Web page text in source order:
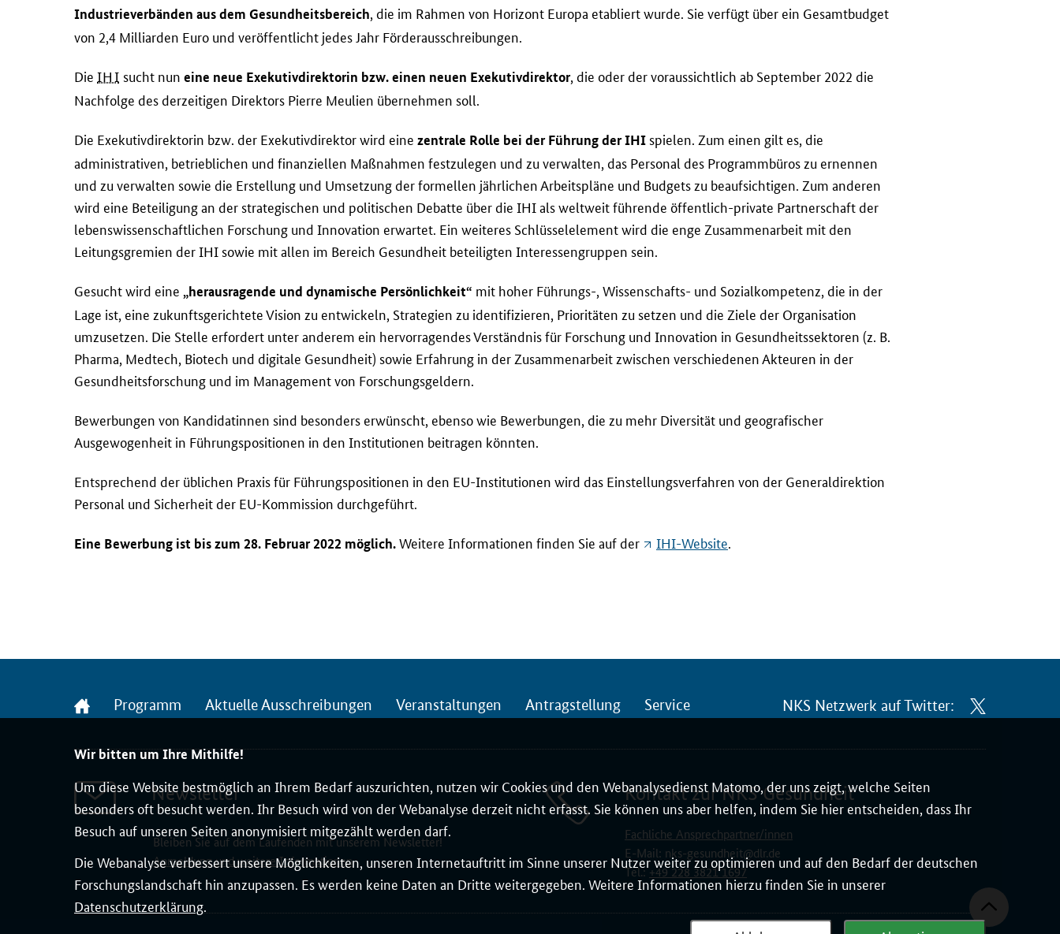
Wir bitten um Ihre Mithilfe!
Um diese Website bestmöglich an Ihrem Bedarf auszurichten, nutzen wir Cookies und den Webanalysedienst Matomo, der uns zeigt, welche Seiten
besonders oft besucht werden. Ihr Besuch wird von der Webanalyse derzeit nicht erfasst. Sie können uns aber helfen, indem Sie hier entscheiden, dass Ihr
Besuch auf unseren Seiten anonymisiert mitgezählt werden darf.
Die Webanalyse verbessert unsere Möglichkeiten, unseren Internetauftritt im Sinne unserer Nutzer weiter zu optimieren und auf den Bedarf der deutschen
Forschungslandschaft hin anzupassen. Es werden keine Daten an Dritte weitergegeben. Weitere Informationen hierzu finden Sie in unserer
Datenschutzerklärung.
Industrieverbänden aus dem Gesundheitsbereich, die im Rahmen von Horizont Europa etabliert wurde. Sie verfügt über ein Gesamtbudget
von 2,4 Milliarden Euro und veröffentlicht jedes Jahr Förderausschreibungen.
Die IHI sucht nun eine neue Exekutivdirektorin bzw. einen neuen Exekutivdirektor, die oder der voraussichtlich ab September 2022 die
Nachfolge des derzeitigen Direktors Pierre Meulien übernehmen soll.
Die Exekutivdirektorin bzw. der Exekutivdirektor wird eine zentrale Rolle bei der Führung der IHIspielen. Zum einen gilt es, die
administrativen, betrieblichen und finanziellen Maßnahmen festzulegen und zu verwalten, das Personal des Programmbüros zu ernennen
und zu verwalten sowie die Erstellung und Umsetzung der formellen jährlichen Arbeitspläne und Budgets zu beaufsichtigen. Zum anderen
wird eine Beteiligung an der strategischen und politischen Debatte über die IHI als weltweit führende öffentlich-private Partnerschaft der
lebenswissenschaftlichen Forschung und Innovation erwartet. Ein weiteres Schlüsselelement wird die enge Zusammenarbeit mit den
Leitungsgremien der IHI sowie mit allen im Bereich Gesundheit beteiligten Interessengruppen sein.
Gesucht wird eine „herausragende und dynamische Persönlichkeit“ mit hoher Führungs-, Wissenschafts- und Sozialkompetenz, die in der
Lage ist, eine zukunftsgerichtete Vision zu entwickeln, Strategien zu identifizieren, Prioritäten zu setzen und die Ziele der Organisation
umzusetzen. Die Stelle erfordert unter anderem ein hervorragendes Verständnis für Forschung und Innovation in Gesundheitssektoren (z. B.
Pharma, Medtech, Biotech und digitale Gesundheit) sowie Erfahrung in der Zusammenarbeit zwischen verschiedenen Akteuren in der
Gesundheitsforschung und im Management von Forschungsgeldern.
Bewerbungen von Kandidatinnen sind besonders erwünscht, ebenso wie Bewerbungen, die zu mehr Diversität und geografischer
Ausgewogenheit in Führungspositionen in den Institutionen beitragen könnten.
Entsprechend der üblichen Praxis für Führungspositionen in den EU-Institutionen wird das Einstellungsverfahren von der Generaldirektion
Personal und Sicherheit der EU-Kommission durchgeführt.
Eine Bewerbung ist bis zum 28. Februar 2022 möglich.Weitere Informationen finden Sie auf der IHI-Website.
StartseiteProgramm Aktuelle Ausschreibungen Veranstaltungen Antragstellung Service NKS Netzwerk auf Twitter:
Newsletter
Bleiben Sie auf dem Laufenden mit unserem Newsletter!
Anmeldung und weitere Informationen
Kontakt zur NKS Gesundheit
Fachliche Ansprechpartner/innen
E-Mail: nks-gesundheit@dlr.de
Tel.:+49 228 3821 1697